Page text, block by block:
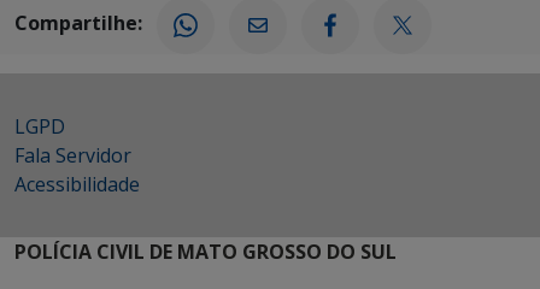
Compartilhe:
LGPD
Fala Servidor
Acessibilidade
POLÍCIA CIVIL DE MATO GROSSO DO SUL